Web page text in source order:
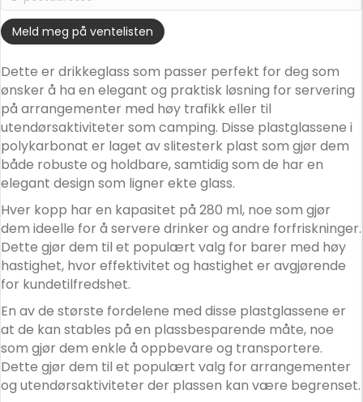
n
t
e
r
y
o
u
r
e
m
i
l
a
d
d
r
e
s
s
t
Meld meg på ventelisten
Dette er drikkeglass som passer perfekt for deg som
ønsker å ha en elegant og praktisk løsning for servering
på arrangementer med høy trafikk eller til
utendørsaktiviteter som camping. Disse plastglassene i
polykarbonat er laget av slitesterk plast som gjør dem
både robuste og holdbare, samtidig som de har en
elegant design som ligner ekte glass.
Hver kopp har en kapasitet på 280 ml, noe som gjør
dem ideelle for å servere drinker og andre forfriskninger.
Dette gjør dem til et populært valg for barer med høy
hastighet, hvor effektivitet og hastighet er avgjørende
for kundetilfredshet.
En av de største fordelene med disse plastglassene er
at de kan stables på en plassbesparende måte, noe
som gjør dem enkle å oppbevare og transportere.
Dette gjør dem til et populært valg for arrangementer
og utendørsaktiviteter der plassen kan være begrenset.